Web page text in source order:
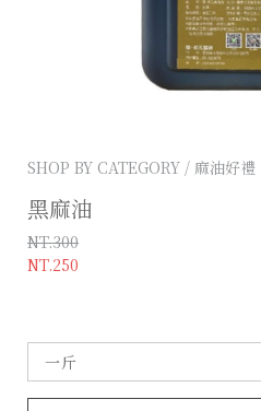
SHOP BY CATEGORY / 麻油好禮
黑麻油
NT.300
NT.250